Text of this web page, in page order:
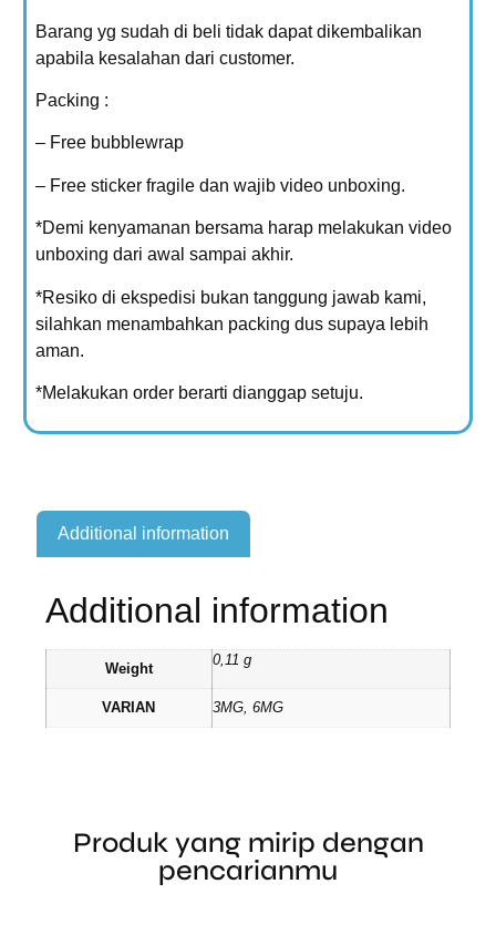
Barang yg sudah di beli tidak dapat dikembalikan
apabila kesalahan dari customer.
Packing :
– Free bubblewrap
– Free sticker fragile dan wajib video unboxing.
*Demi kenyamanan bersama harap melakukan video
unboxing dari awal sampai akhir.
*Resiko di ekspedisi bukan tanggung jawab kami,
silahkan menambahkan packing dus supaya lebih
aman.
*Melakukan order berarti dianggap setuju.
Additional information
Additional information
Weight
0,11 g
VARIAN 3MG, 6MG
Produk yang mirip dengan
pencarianmu